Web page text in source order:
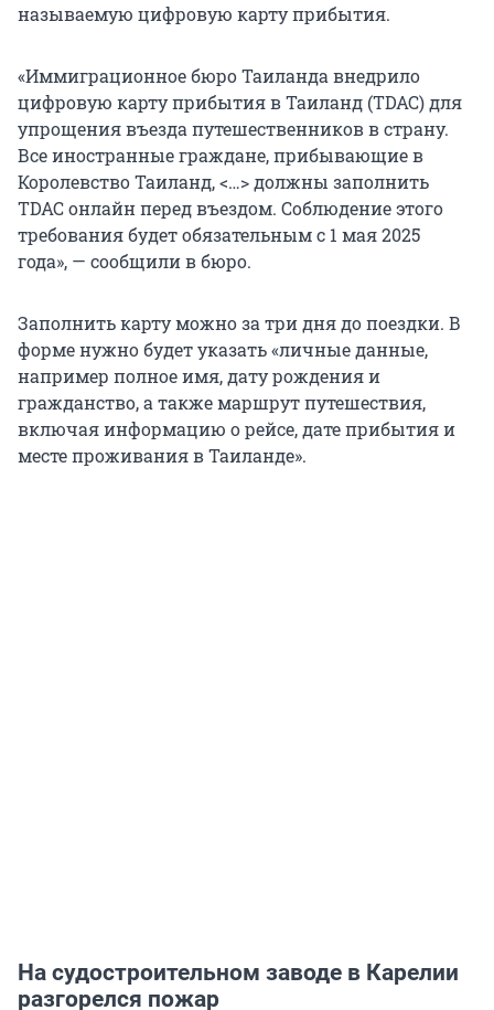
называемую цифровую карту прибытия.
«Иммиграционное бюро Таиланда внедрило
цифровую карту прибытия в Таиланд (TDAC) для
упрощения въезда путешественников в страну.
Все иностранные граждане, прибывающие в
Королевство Таиланд, <…> должны заполнить
TDAC онлайн перед въездом. Соблюдение этого
требования будет обязательным с 1 мая 2025
года», — сообщили в бюро.
Заполнить карту можно за три дня до поездки. В
форме нужно будет указать «личные данные,
например полное имя, дату рождения и
гражданство, а также маршрут путешествия,
включая информацию о рейсе, дате прибытия и
месте проживания в Таиланде».
На судостроительном заводе в Карелии
разгорелся пожар